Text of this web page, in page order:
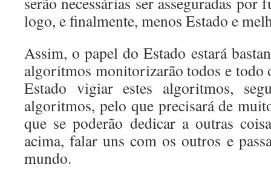
logo, e finalmente, menos Estado e
Assim, o papel do Estado estará
algoritmos monitorizarão todos e todo
Estado vigiar estes algoritmos,
algoritmos, pelo que precisará de
que se poderão dedicar a outras
acima, falar uns com os outros e
mundo.